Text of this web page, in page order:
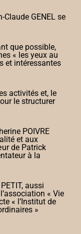
GENEL se
que possible,
« les yeux au
et intéressantes
activités et, le
le structurer
POIVRE
et aux
de Patrick
à la
aussi
« Vie
« l’Institut de
»